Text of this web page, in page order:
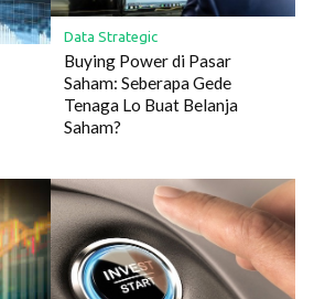
Data Strategic
Buying Power di Pasar
Saham: Seberapa Gede
Tenaga Lo Buat Belanja
Saham?